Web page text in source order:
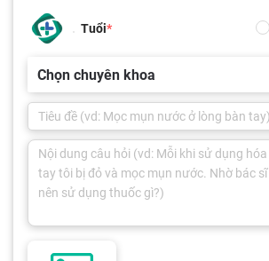
Tuổi
Chọn chuyên khoa